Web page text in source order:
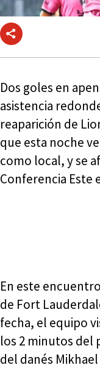
Dos goles en
asistencia
reaparición de
que esta noche
como local, y se
Conferencia Este
En este
de Fort
fecha, el equipo
los 2 minutos del
del danés